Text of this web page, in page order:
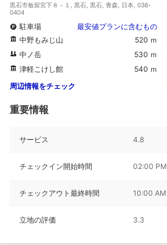
黒石市板留宮下８－１, 黒石, 黒石, 青森, 日本, 036-
0404
駐車場
最安値プランに含むもの
中野もみじ山
520 ｍ
中ノ岳
530 ｍ
津軽こけし館
540 ｍ
周辺情報をチェック
重要情報
サービス 4.8
チェックイン開始時間 02:00 PM
チェックアウト最終時間 10:00 AM
立地の評価 3.3